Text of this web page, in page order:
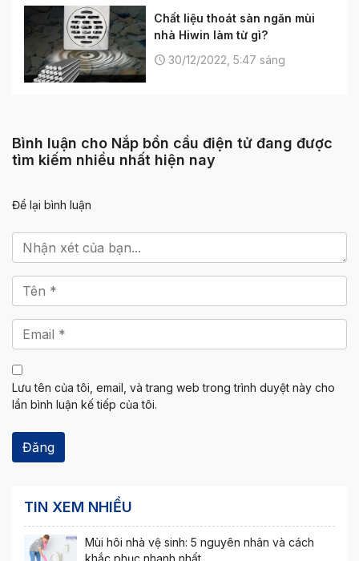
Chất liệu thoát sàn ngăn mùi
nhà Hiwin làm từ gì?
30/12/2022, 5:47 sáng
Bình luận cho Nắp bồn cầu điện tử đang được
tìm kiếm nhiều nhất hiện nay
Để lại bình luận
Lưu tên của tôi, email, và trang web trong trình duyệt này cho
lần bình luận kế tiếp của tôi.
TIN XEM NHIỀU
Mùi hôi nhà vệ sinh: 5 nguyên nhân và cách